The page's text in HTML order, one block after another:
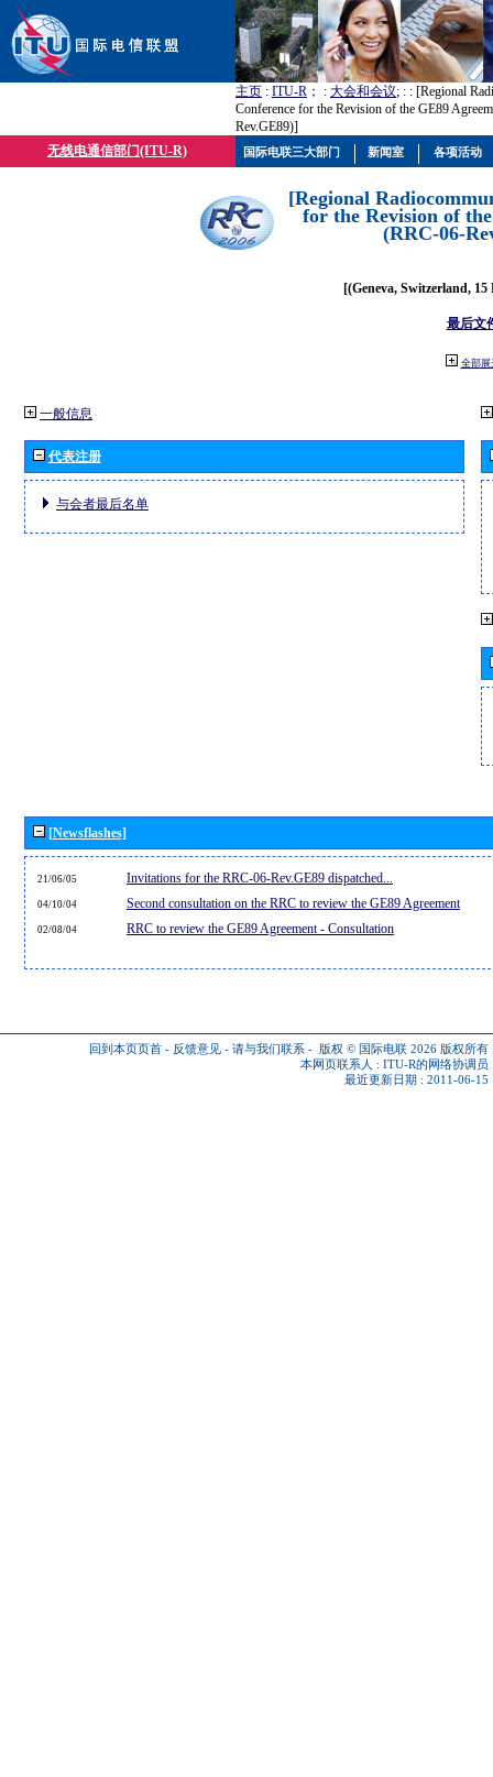
主页 : ITU-R ； : 大会和会议; : : [Regional
Conference for the Revision of the GE89
Rev.GE89)]
无线电通信部门(ITU-R)
[Regional
for the Revision of
(RRC-06-
[(Geneva, Switzerland, 15
最后文
全部展
一般信息
代表注册
与会者最后名单
[Newsflashes]
21/06/05 Invitations for the RRC-06-Rev.GE89 dispatched...
04/10/04 Second consultation on the RRC to review the GE89 Agreement
02/08/04 RRC to review the GE89 Agreement - Consultation
回到本页页首 - 反馈意见 - 请与我们联系 - 版权 © 国际电联 2026 版权所有
本网页联系人 : ITU-R的网络协调员
最近更新日期 : 2011-06-15
国际电联三大部门 新闻室 各项活动